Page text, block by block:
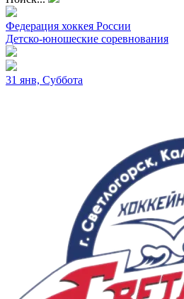
Федерация хоккея России
Детско-юношеские соревнования
31 янв, Суббота